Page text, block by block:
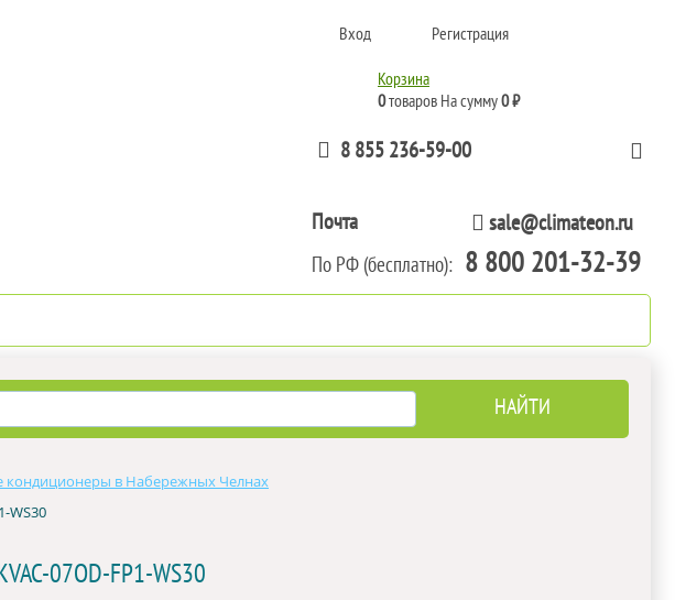
Вход Регистрация
Корзина
0товаров На сумму0 ₽
8 855 236-59-00
Почта sale@climateon.ru
По РФ (бесплатно): 8 800 201-32-39
кондиционеры в Набережных Челнах
WS30
07OD-FP1-WS30